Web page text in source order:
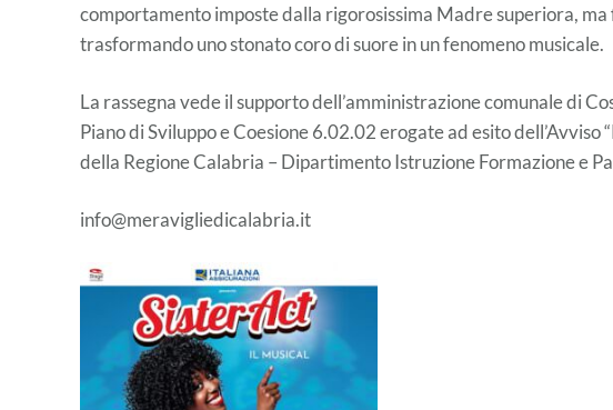
comportamento imposte dalla rigorosissima Madre superiora,
trasformando uno stonato coro di suore in un fenomeno musicale.
La rassegna vede il supporto dell’amministrazione comunale di
Piano di Sviluppo e Coesione 6.02.02 erogate ad esito
della Regione Calabria – Dipartimento Istruzione Formazione e
info@meravigliedicalabria.it